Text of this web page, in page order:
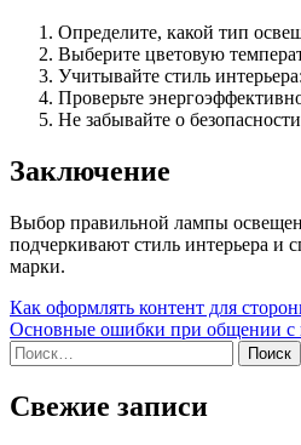
Определите, какой тип
Выберите цветовую
Учитывайте стиль
Проверьте
Не забывайте о
Заключение
Выбор правильной лампы
подчеркивают стиль интерьера и
марки.
Навигация
по
записям
Как оформлять контент для
Основные ошибки при общении с
Найти:
Свежие записи